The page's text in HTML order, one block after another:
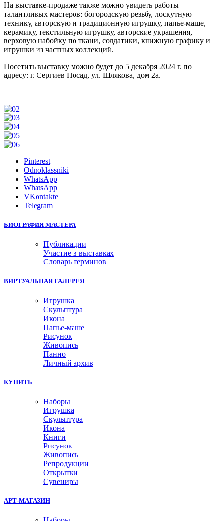
На выставке-продаже также можно увидеть работы
талантливых мастеров: богородскую резьбу, лоскутную
технику, авторскую и традиционную игрушку, папье-маше,
керамику, текстильную игрушку, авторские украшения,
верховую набойку по ткани, солдатики, книжную графику и
игрушки из частных коллекций.
Посетить выставку можно будет до 5 декабря 2024 г. по
адресу: г. Сергиев Посад, ул. Шлякова, дом 2а.
Pinterest
Odnoklassniki
WhatsApp
WhatsApp
VKontakte
Telegram
БИОГРАФИЯ МАСТЕРА
Публикации
Участие в выставках
Словарь терминов
ВИРТУАЛЬНАЯ ГАЛЕРЕЯ
Игрушка
Скульптура
Икона
Папье-маше
Рисунок
Живопись
Панно
Личный архив
КУПИТЬ
Наборы
Игрушка
Скульптура
Икона
Книги
Рисунок
Живопись
Репродукции
Открытки
Сувениры
АРТ-МАГАЗИН